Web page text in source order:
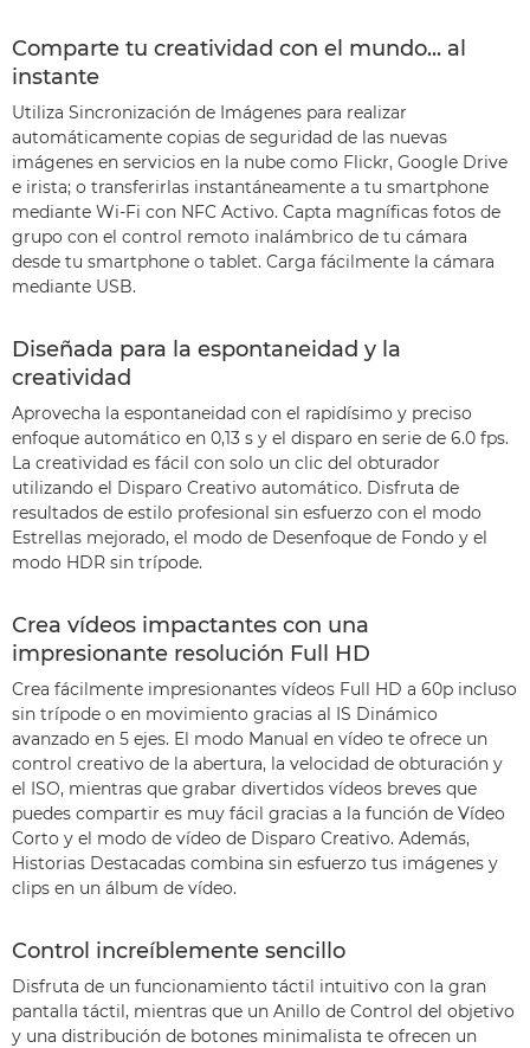
Comparte tu creatividad con el mundo... al
instante
Utiliza Sincronización de Imágenes para realizar
automáticamente copias de seguridad de las nuevas
imágenes en servicios en la nube como Flickr, Google Drive
e irista; o transferirlas instantáneamente a tu smartphone
mediante Wi-Fi con NFC Activo. Capta magníficas fotos de
grupo con el control remoto inalámbrico de tu cámara
desde tu smartphone o tablet. Carga fácilmente la cámara
mediante USB.
Diseñada para la espontaneidad y la
creatividad
Aprovecha la espontaneidad con el rapidísimo y preciso
enfoque automático en 0,13 s y el disparo en serie de 6.0 fps.
La creatividad es fácil con solo un clic del obturador
utilizando el Disparo Creativo automático. Disfruta de
resultados de estilo profesional sin esfuerzo con el modo
Estrellas mejorado, el modo de Desenfoque de Fondo y el
modo HDR sin trípode.
Crea vídeos impactantes con una
impresionante resolución Full HD
Crea fácilmente impresionantes vídeos Full HD a 60p incluso
sin trípode o en movimiento gracias al IS Dinámico
avanzado en 5 ejes. El modo Manual en vídeo te ofrece un
control creativo de la abertura, la velocidad de obturación y
el ISO, mientras que grabar divertidos vídeos breves que
puedes compartir es muy fácil gracias a la función de Vídeo
Corto y el modo de vídeo de Disparo Creativo. Además,
Historias Destacadas combina sin esfuerzo tus imágenes y
clips en un álbum de vídeo.
Control increíblemente sencillo
Disfruta de un funcionamiento táctil intuitivo con la gran
pantalla táctil, mientras que un Anillo de Control del objetivo
y una distribución de botones minimalista te ofrecen un